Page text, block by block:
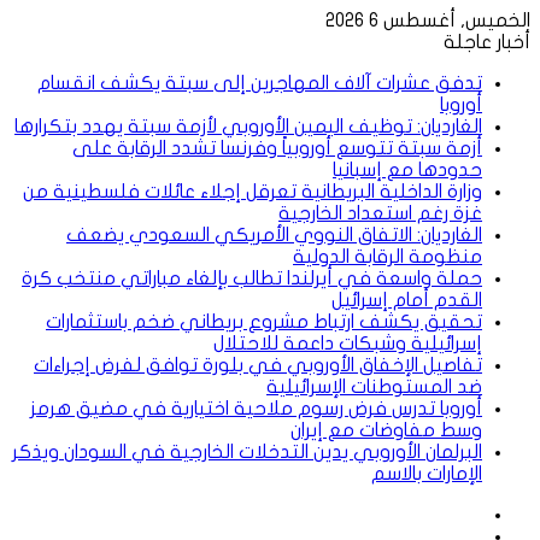
الخميس, أغسطس 6 2026
أخبار عاجلة
تدفق عشرات آلاف المهاجرين إلى سبتة يكشف انقسام
أوروبا
الغارديان: توظيف اليمين الأوروبي لأزمة سبتة يهدد بتكرارها
أزمة سبتة تتوسع أوروبياً وفرنسا تشدد الرقابة على
حدودها مع إسبانيا
وزارة الداخلية البريطانية تعرقل إجلاء عائلات فلسطينية من
غزة رغم استعداد الخارجية
الغارديان: الاتفاق النووي الأمريكي السعودي يضعف
منظومة الرقابة الدولية
حملة واسعة في أيرلندا تطالب بإلغاء مباراتي منتخب كرة
القدم أمام إسرائيل
تحقيق يكشف ارتباط مشروع بريطاني ضخم باستثمارات
إسرائيلية وشبكات داعمة للاحتلال
تفاصيل الإخفاق الأوروبي في بلورة توافق لفرض إجراءات
ضد المستوطنات الإسرائيلية
أوروبا تدرس فرض رسوم ملاحية اختيارية في مضيق هرمز
وسط مفاوضات مع إيران
البرلمان الأوروبي يدين التدخلات الخارجية في السودان ويذكر
الإمارات بالاسم